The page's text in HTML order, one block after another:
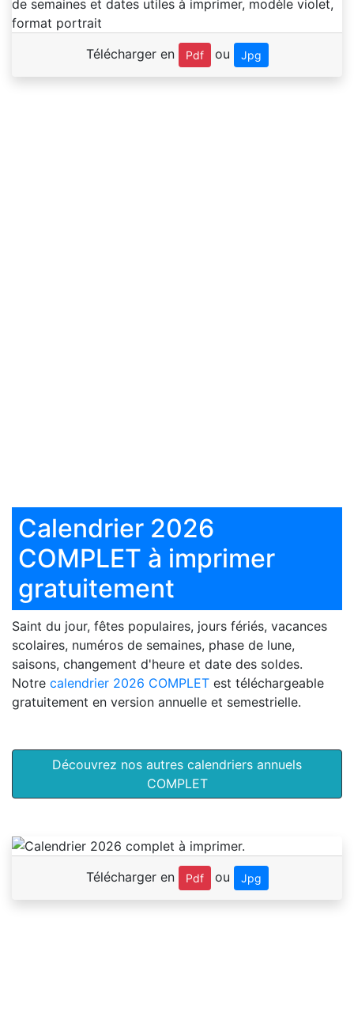
Télécharger en Pdf ou Jpg
Calendrier 2026
COMPLET à imprimer
gratuitement
Saint du jour, fêtes populaires, jours fériés, vacances
scolaires, numéros de semaines, phase de lune,
saisons, changement d'heure et date des soldes.
Notre calendrier 2026 COMPLET est téléchargeable
gratuitement en version annuelle et semestrielle.
Découvrez nos autres calendriers annuels
COMPLET
Télécharger en Pdf ou Jpg